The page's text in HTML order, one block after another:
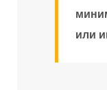
или